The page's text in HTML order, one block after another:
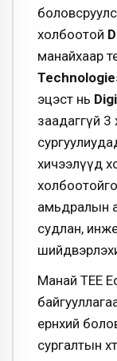
холбоотой
манайхаар
эцэст нь
заадаггүй 3
хичээлүүд
амьдралын
судлан,
Манай ТЕЕ
ерөнхий
сургалтын